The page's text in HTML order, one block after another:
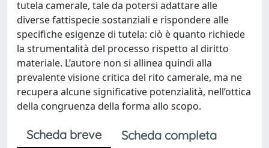
tutela camerale, tale da potersi adattare alle
diverse fattispecie sostanziali e rispondere alle
specifiche esigenze di tutela: ciò è quanto richiede
la strumentalità del processo rispetto al diritto
materiale. L’autore non si allinea quindi alla
prevalente visione critica del rito camerale, ma ne
recupera alcune significative potenzialità, nell’ottica
della congruenza della forma allo scopo.
Scheda breve
Scheda completa